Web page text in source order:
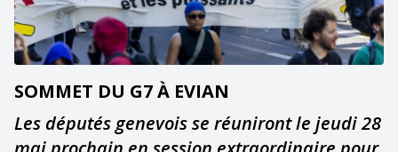
SOMMET DU G7 À EVIAN
Les députés genevois se réuniront le jeudi 28